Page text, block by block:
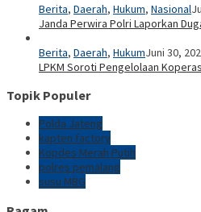
Berita, Daerah, Hukum, Nasional
Janda Perwira Polri Laporkan
Berita, Daerah, HukumJuni 30,
LPKM Soroti Pengelolaan
Topik Populer
Polda Jateng
kapten factory
Kopdes Merah Putih
polres pemalang
susu MBG